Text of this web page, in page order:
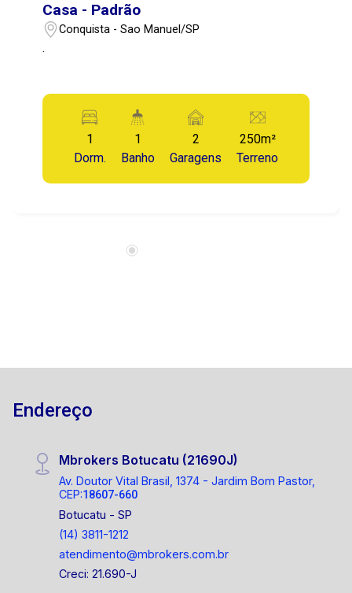
Casa - Padrão
Conquista - Sao Manuel/SP
.
1
Dorm.
1
Banho
2
Garagens
250m²
Terreno
Endereço
Mbrokers Botucatu (21690J)
Av. Doutor Vital Brasil, 1374 - Jardim Bom Pastor,
CEP:18607-660
Botucatu - SP
(14) 3811-1212
atendimento@mbrokers.com.br
Creci: 21.690-J